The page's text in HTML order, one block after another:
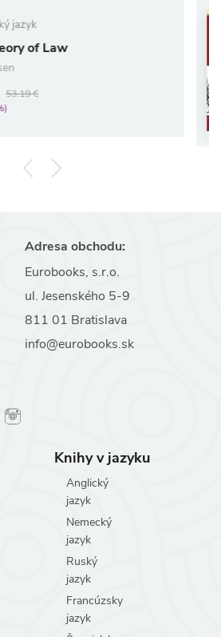
Adresa obchodu:
Eurobooks, s.r.o.
ul. Jesenského 5-9
811 01 Bratislava
info@eurobooks.sk
Knihy v jazyku
Anglický
jazyk
Nemecký
jazyk
Ruský
jazyk
Francúzsky
jazyk